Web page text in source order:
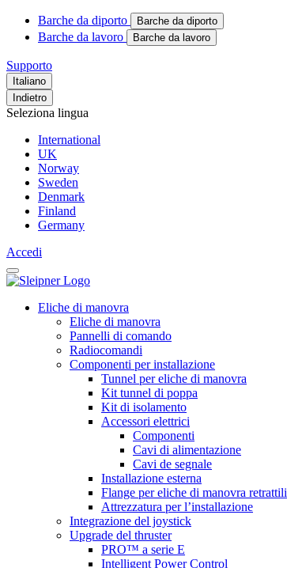
Barche da diporto Barche da diporto
Barche da lavoro Barche da lavoro
Supporto
Italiano
Indietro
Seleziona lingua
International
UK
Norway
Sweden
Denmark
Finland
Germany
Accedi
Eliche di manovra
Eliche di manovra
Pannelli di comando
Radiocomandi
Componenti per installazione
Tunnel per eliche di manovra
Kit tunnel di poppa
Kit di isolamento
Accessori elettrici
Componenti
Cavi di alimentazione
Cavi de segnale
Installazione esterna
Flange per eliche di manovra retrattili
Attrezzatura per l’installazione
Integrazione del joystick
Upgrade del thruster
PRO™ a serie E
Intelligent Power Control